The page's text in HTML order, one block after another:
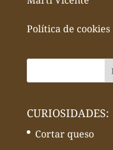
Política de cookies
CURIOSIDADES:
Cortar queso